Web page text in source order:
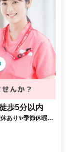
歩5分以内
あり✨季節休暇あ
お仕事❗️